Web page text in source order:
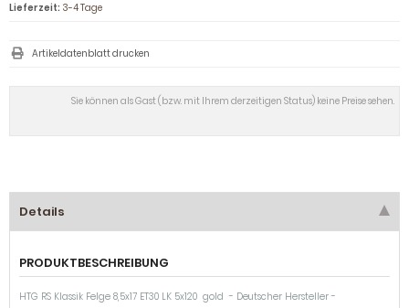
Sie können als Gast (bzw. mit Ihrem derzeitigen Status) keine Preise sehen.
Lieferzeit: 3-4 Tage
Artikeldatenblatt drucken
Details
PRODUKTBESCHREIBUNG
HTG RS Klassik Felge 8,5x17 ET30 LK 5x120 gold - Deutscher Hersteller -